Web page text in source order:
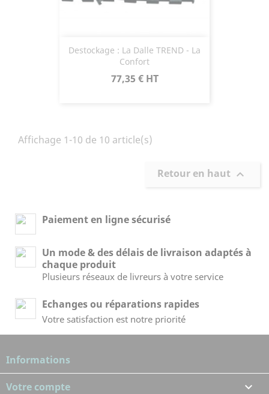
Destockage : La Dalle TREND - La
Confort
Prix
77,35 €HT
Affichage 1-10 de 10 article(s)
Retour en haut 
Paiement en ligne sécurisé
Un mode & des délais de livraison adaptés à
chaque produit
Plusieurs réseaux de livreurs à votre service
Echanges ou réparations rapides
Votre satisfaction est notre priorité
Informations
Votre compte 